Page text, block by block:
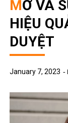
MỞ VÀ SỬ DỤNG TAB ẨN DANH
HIỆU
DUYỆT
January 7, 2023